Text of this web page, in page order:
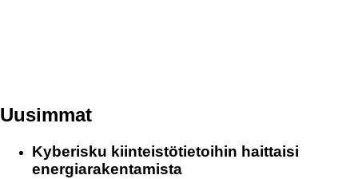
Uusimmat
Kyberisku kiinteistötietoihin haittaisi
energiarakentamista